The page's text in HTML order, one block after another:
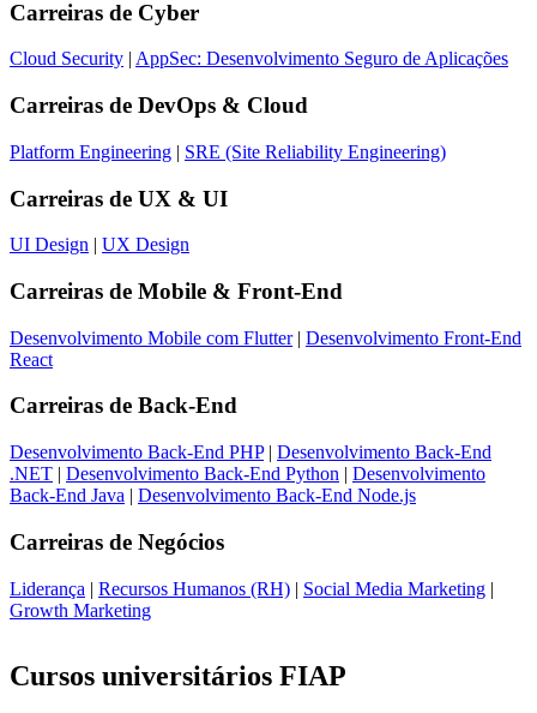
Carreiras de Cyber
Cloud Security | AppSec: Desenvolvimento Seguro de Aplicações
Carreiras de DevOps & Cloud
Platform Engineering | SRE (Site Reliability Engineering)
Carreiras de UX & UI
UI Design | UX Design
Carreiras de Mobile & Front-End
Desenvolvimento Mobile com Flutter| Desenvolvimento Front-End
React
Carreiras de Back-End
Desenvolvimento Back-End PHP| Desenvolvimento Back-End
.NET | Desenvolvimento Back-End Python | Desenvolvimento
Back-End Java | Desenvolvimento Back-End Node.js
Carreiras de Negócios
Liderança | Recursos Humanos (RH) | Social Media Marketing |
Growth Marketing
Cursos universitários FIAP